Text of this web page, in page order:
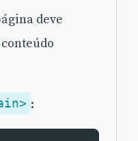
deve
: